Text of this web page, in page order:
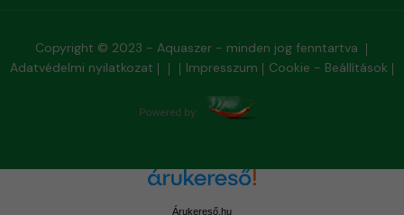
Copyright © 2023 - Aquaszer - minden jog fenntartva
Adatvédelmi nyilatkozat
Impresszum Cookie - Beállítások
Árukereső.hu